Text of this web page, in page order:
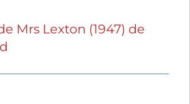
Mrs Lexton (1947) de